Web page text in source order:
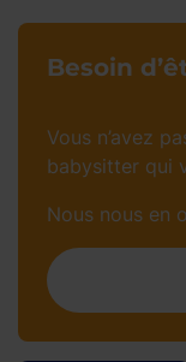
Besoin
Vous n’avez
babysitter qui
Nous nous en